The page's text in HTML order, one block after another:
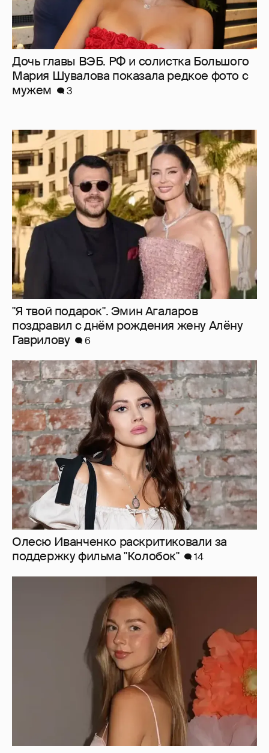
Дочь главы ВЭБ. РФ и солистка Большого
Мария Шувалова показала редкое фото с
мужем
3
"Я твой подарок". Эмин Агаларов
поздравил с днём рождения жену Алёну
Гаврилову
6
Олесю Иванченко раскритиковали за
поддержку фильма "Колобок"
14